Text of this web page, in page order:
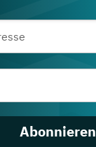
Abonnieren